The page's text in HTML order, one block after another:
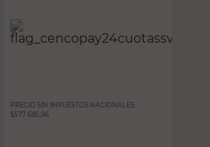
PRECIO SIN IMPUESTOS NACIONALES:
$577.685,96